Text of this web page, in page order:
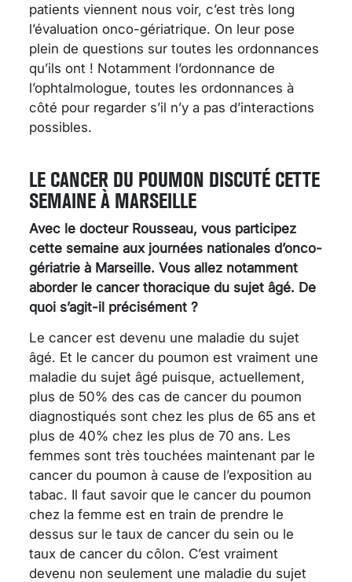
patients viennent nous voir, c’est très long
l’évaluation onco-gériatrique. On leur pose
plein de questions sur toutes les ordonnances
qu’ils ont ! Notamment l’ordonnance de
l’ophtalmologue, toutes les ordonnances à
côté pour regarder s’il n’y a pas d’interactions
possibles.
LE CANCER DU POUMON DISCUTÉ CETTE
SEMAINE À MARSEILLE
Avec le docteur Rousseau, vous participez
cette semaine aux journées nationales d’onco-
gériatrie à Marseille. Vous allez notamment
aborder le cancer thoracique du sujet âgé. De
quoi s’agit-il précisément ?
Le cancer est devenu une maladie du sujet
âgé. Et le cancer du poumon est vraiment une
maladie du sujet âgé puisque, actuellement,
plus de 50% des cas de cancer du poumon
diagnostiqués sont chez les plus de 65 ans et
plus de 40% chez les plus de 70 ans. Les
femmes sont très touchées maintenant par le
cancer du poumon à cause de l’exposition au
tabac. Il faut savoir que le cancer du poumon
chez la femme est en train de prendre le
dessus sur le taux de cancer du sein ou le
taux de cancer du côlon. C’est vraiment
devenu non seulement une maladie du sujet